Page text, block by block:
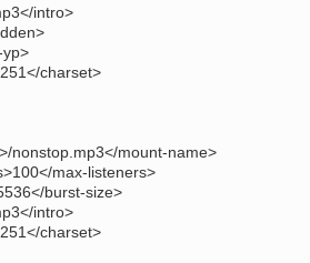
intro>
charset>
nonstop.mp3</mount-name>
max-listeners>
burst-size>
intro>
charset>